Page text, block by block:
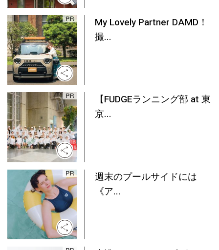
My Lovely Partner DAMD！
撮...
【FUDGEランニング部 at 東
京...
週末のプールサイドには
《ア...